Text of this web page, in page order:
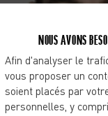
NOUS AVONS
Afin d'analyser le
vous proposer un
soient placés par
personnelles, y